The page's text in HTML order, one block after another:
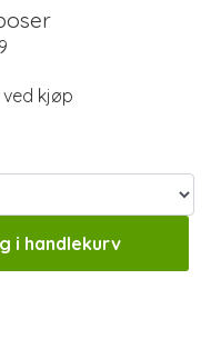
kjøp
i handlekurv